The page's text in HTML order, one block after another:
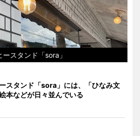
スタンド「sora」
スタンド「sora」には、「ひなみ文
本などが日々並んでいる